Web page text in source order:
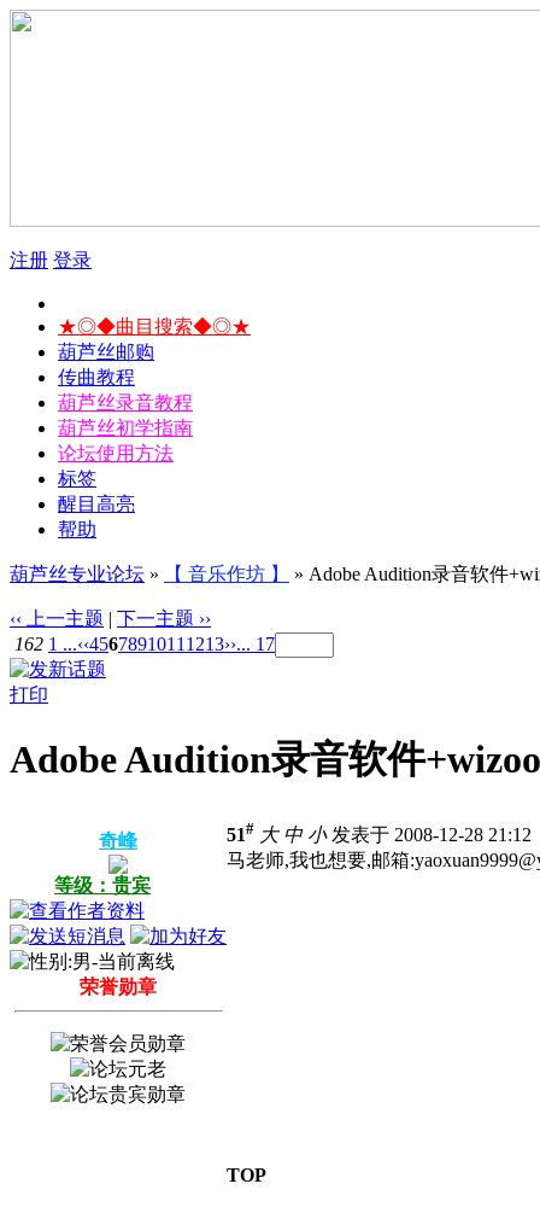
注册 登录
★◎◆曲目搜索◆◎★
葫芦丝邮购
传曲教程
葫芦丝录音教程
葫芦丝初学指南
论坛使用方法
标签
醒目高亮
帮助
葫芦丝专业论坛 » 【 音乐作坊 】 » Adobe Audition录音软件
‹‹ 上一主题 | 下一主题 ››
162 1 ...‹‹4567891011 1213››... 17
打印
Adobe Audition录音软件
奇峰
等级：贵宾
荣誉勋章
51# 大 中 小发表于 2008-12-28 21:12
马老师,我也想要,邮箱
TOP